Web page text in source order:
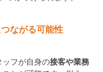
ながる可能性
ッフが自身の接客や業務